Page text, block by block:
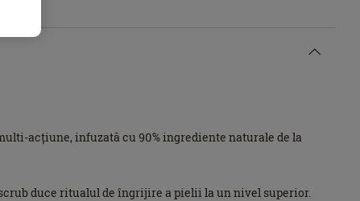
acțiune, infuzată cu 90% ingrediente naturale de la
duce ritualul de îngrijire a pielii la un nivel superior.